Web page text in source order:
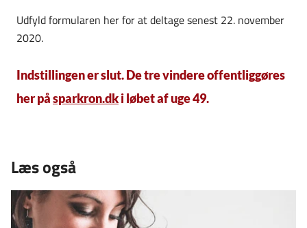
Udfyld formularen her for at deltage senest 22. november
2020.
Indstillingen er slut. De tre vindere offentliggøres
her påsparkron.dki løbet af uge 49.
Læs også